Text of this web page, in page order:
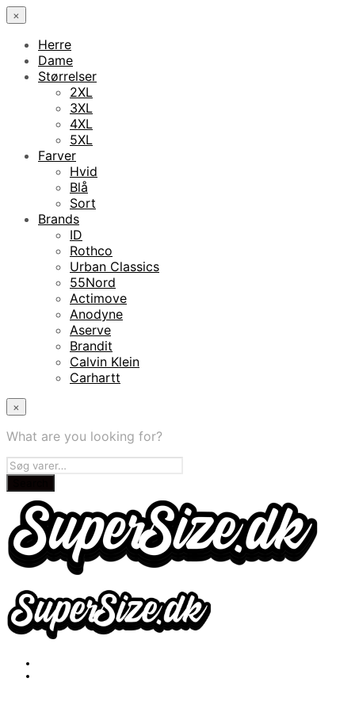
×
Herre
Dame
Størrelser
2XL
3XL
4XL
5XL
Farver
Hvid
Blå
Sort
Brands
ID
Rothco
Urban Classics
55Nord
Actimove
Anodyne
Aserve
Brandit
Calvin Klein
Carhartt
×
What are you looking for?